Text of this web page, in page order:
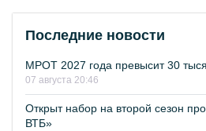
Последние новости
МРОТ 2027 года превысит 30
07 августа 20:46
Открыт набор на второй сезон
ВТБ»